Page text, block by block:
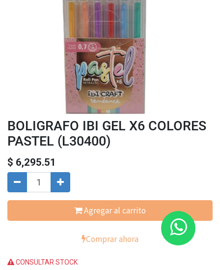
BOLIGRAFO IBI GEL X6 COLORES
PASTEL (L30400)
$ 6,295.51
Agregar al carrito
Comprar ahora
CONSULTAR STOCK